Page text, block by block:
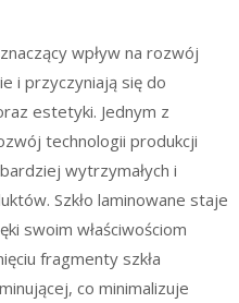
wpływ na rozwój
i przyczyniają się do
estetyki. Jednym z
technologii produkcji
wytrzymałych i
Szkło laminowane staje
swoim właściwościom
fragmenty szkła
co minimalizuje